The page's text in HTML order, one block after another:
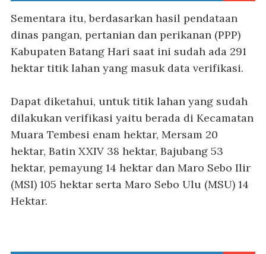
Sementara itu, berdasarkan hasil pendataan
dinas pangan, pertanian dan perikanan (PPP)
Kabupaten Batang Hari saat ini sudah ada 291
hektar titik lahan yang masuk data verifikasi.
Dapat diketahui, untuk titik lahan yang sudah
dilakukan verifikasi yaitu berada di Kecamatan
Muara Tembesi enam hektar, Mersam 20
hektar, Batin XXIV 38 hektar, Bajubang 53
hektar, pemayung 14 hektar dan Maro Sebo Ilir
(MSI) 105 hektar serta Maro Sebo Ulu (MSU) 14
Hektar.